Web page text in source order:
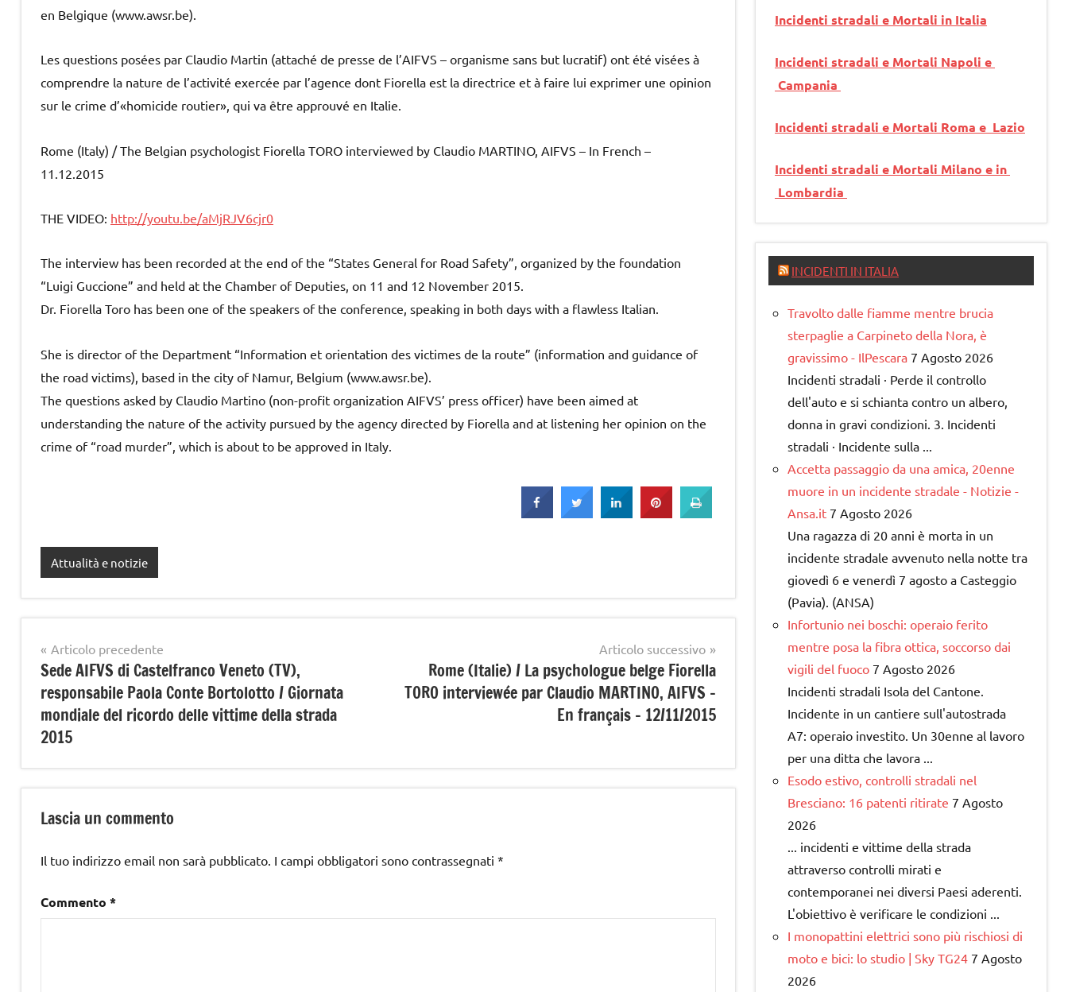
en Belgique (www.awsr.be).
Les questions posées par Claudio Martin (attaché de presse de l’AIFVS – organisme sans but lucratif) ont été visées à
comprendre la nature de l’activité exercée par l’agence dont Fiorella est la directrice et à faire lui exprimer une opinion
sur le crime d’«homicide routier», qui va être approuvé en Italie.
Rome (Italy) / The Belgian psychologist Fiorella TORO interviewed by Claudio MARTINO, AIFVS – In French –
11.12.2015
THE VIDEO: http://youtu.be/aMjRJV6cjr0
The interview has been recorded at the end of the “States General for Road Safety”, organized by the foundation
“Luigi Guccione” and held at the Chamber of Deputies, on 11 and 12 November 2015.
Dr. Fiorella Toro has been one of the speakers of the conference, speaking in both days with a flawless Italian.
She is director of the Department “Information et orientation des victimes de la route” (information and guidance of
the road victims), based in the city of Namur, Belgium (www.awsr.be).
The questions asked by Claudio Martino (non-profit organization AIFVS’ press officer) have been aimed at
understanding the nature of the activity pursued by the agency directed by Fiorella and at listening her opinion on the
crime of “road murder”, which is about to be approved in Italy.
Attualità e notizie
Navigazione
articoli
Articolo precedente
Sede AIFVS di Castelfranco Veneto (TV),
responsabile Paola Conte Bortolotto / Giornata
mondiale del ricordo delle vittime della strada
2015
Articolo successivo
Rome (Italie) / La psychologue belge Fiorella
TORO interviewée par Claudio MARTINO, AIFVS –
En français – 12/11/2015
Lascia un commento
Il tuo indirizzo email non sarà pubblicato. I campi obbligatori sono contrassegnati *
Commento *
Incidenti stradali e Mortali in Italia
Incidenti stradali e Mortali Napoli e
Campania
Incidenti stradali e Mortali Roma e Lazio
Incidenti stradali e Mortali Milano e in
Lombardia
INCIDENTI IN ITALIA
Travolto dalle fiamme mentre brucia
sterpaglie a Carpineto della Nora, è
gravissimo - IlPescara 7 Agosto 2026
Incidenti stradali · Perde il controllo
dell'auto e si schianta contro un albero,
donna in gravi condizioni. 3. Incidenti
stradali · Incidente sulla ...
Accetta passaggio da una amica, 20enne
muore in un incidente stradale - Notizie -
Ansa.it 7 Agosto 2026
Una ragazza di 20 anni è morta in un
incidente stradale avvenuto nella notte tra
giovedì 6 e venerdì 7 agosto a Casteggio
(Pavia). (ANSA)
Infortunio nei boschi: operaio ferito
mentre posa la fibra ottica, soccorso dai
vigili del fuoco 7 Agosto 2026
Incidenti stradali Isola del Cantone.
Incidente in un cantiere sull'autostrada
A7: operaio investito. Un 30enne al lavoro
per una ditta che lavora ...
Esodo estivo, controlli stradali nel
Bresciano: 16 patenti ritirate 7 Agosto
2026
... incidenti e vittime della strada
attraverso controlli mirati e
contemporanei nei diversi Paesi aderenti.
L'obiettivo è verificare le condizioni ...
I monopattini elettrici sono più rischiosi di
moto e bici: lo studio | Sky TG24 7 Agosto
2026